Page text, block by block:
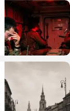
וידאו
דעות